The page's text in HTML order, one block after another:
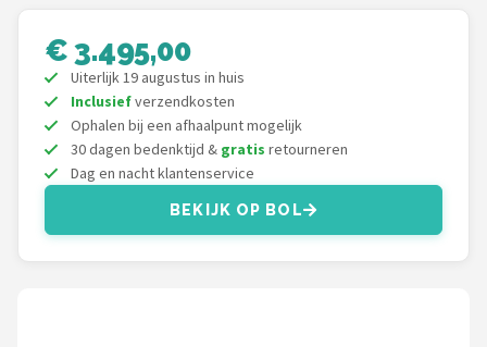
€ 3.495,00
Uiterlijk 19 augustus in huis
Inclusiefverzendkosten
Ophalen bij een afhaalpunt mogelijk
30 dagen bedenktijd & gratis retourneren
Dag en nacht klantenservice
BEKIJK OP BOL